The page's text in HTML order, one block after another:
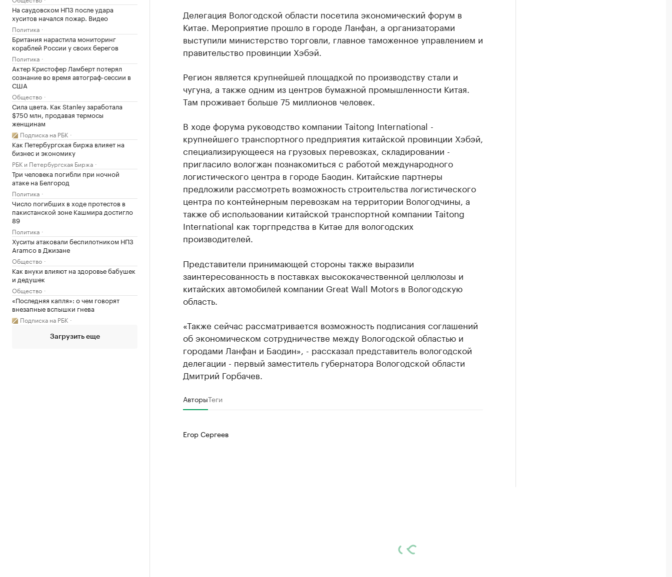
На саудовском НПЗ после удара
хуситов начался пожар. Видео
Политика
Британия нарастила мониторинг
кораблей России у своих берегов
Политика
Актер Кристофер Ламберт потерял
сознание во время автограф-сессии в
США
Общество
Сила цвета. Как Stanley заработала
$750 млн, продавая термосы
женщинам
Подписка на РБК
Как Петербургская биржа влияет на
бизнес и экономику
РБК и Петербургская Биржа
Три человека погибли при ночной
атаке на Белгород
Политика
Число погибших в ходе протестов в
пакистанской зоне Кашмира достигло
89
Политика
Хуситы атаковали беспилотником НПЗ
Aramco в Джизане
Общество
Как внуки влияют на здоровье бабушек
и дедушек
Общество
«Последняя капля»: о чем говорят
внезапные вспышки гнева
Подписка на РБК
Загрузить еще
Делегация Вологодской области посетила экономический форум в
Китае. Мероприятие прошло в городе Ланфан, а организаторами
выступили министерство торговли, главное таможенное управлением и
правительство провинции Хэбэй.
Регион является крупнейшей площадкой по производству стали и
чугуна, а также одним из центров бумажной промышленности Китая.
Там проживает больше 75 миллионов человек.
В ходе форума руководство компании Taitong International -
крупнейшего транспортного предприятия китайской провинции Хэбэй,
специализирующееся на грузовых перевозках, складировании -
пригласило вологжан познакомиться с работой международного
логистического центра в городе Баодин. Китайские партнеры
предложили рассмотреть возможность строительства логистического
центра по контейнерным перевозкам на территории Вологодчины, а
также об использовании китайской транспортной компании Taitong
International как торгпредства в Китае для вологодских
производителей.
Представители принимающей стороны также выразили
заинтересованность в поставках высококачественной целлюлозы и
китайских автомобилей компании Great Wall Motors в Вологодскую
область.
«Также сейчас рассматривается возможность подписания соглашений
об экономическом сотрудничестве между Вологодской областью и
городами Ланфан и Баодин», - рассказал представитель вологодской
делегации - первый заместитель губернатора Вологодской области
Дмитрий Горбачев.
АвторыТеги
Егор Сергеев